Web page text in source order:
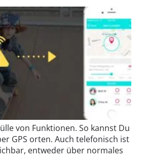
von Funktionen. So kannst Du
GPS orten. Auch telefonisch ist
entweder über normales